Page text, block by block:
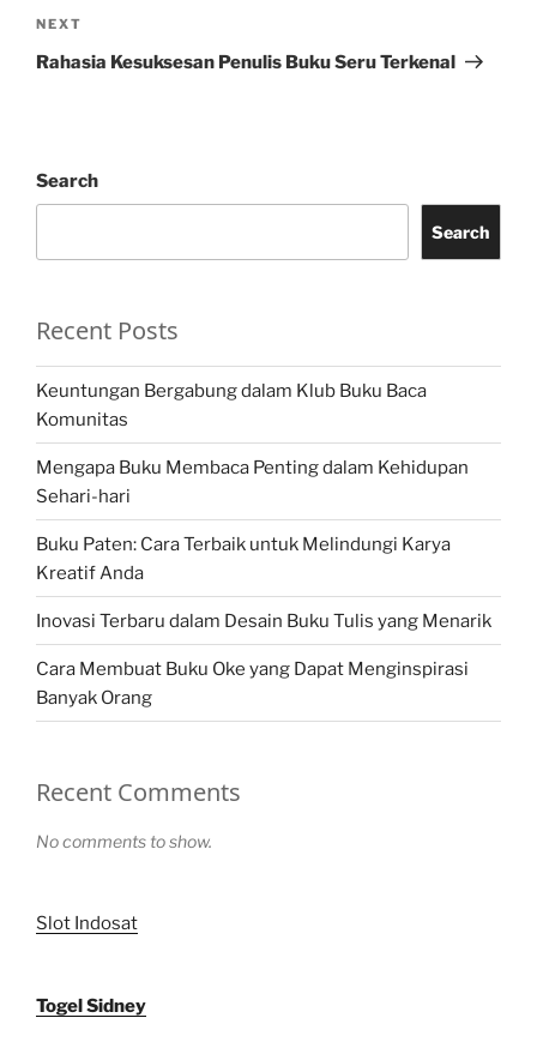
Next
Post
NEXT
Rahasia Kesuksesan Penulis Buku Seru Terkenal
Search
Search
Recent Posts
Keuntungan Bergabung dalam Klub Buku Baca
Komunitas
Mengapa Buku Membaca Penting dalam Kehidupan
Sehari-hari
Buku Paten: Cara Terbaik untuk Melindungi Karya
Kreatif Anda
Inovasi Terbaru dalam Desain Buku Tulis yang Menarik
Cara Membuat Buku Oke yang Dapat Menginspirasi
Banyak Orang
Recent Comments
No comments to show.
Slot Indosat
Togel Sidney